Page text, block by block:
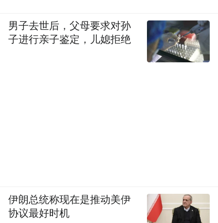
男子去世后，父母要求对孙
子进行亲子鉴定，儿媳拒绝
伊朗总统称现在是推动美伊
协议最好时机